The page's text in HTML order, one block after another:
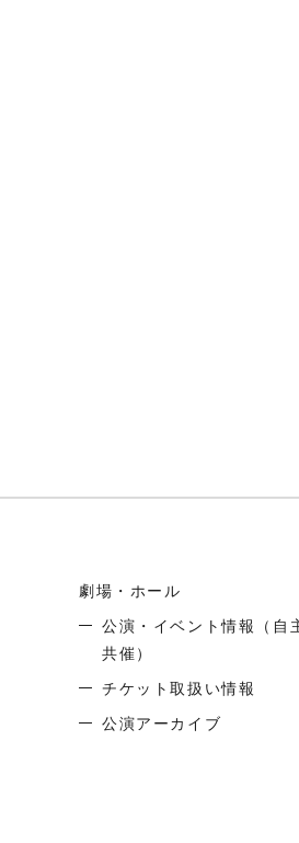
劇場・ホール
公演・イベント情報 （自
共催）
チケット取扱い情報
公演アーカイブ